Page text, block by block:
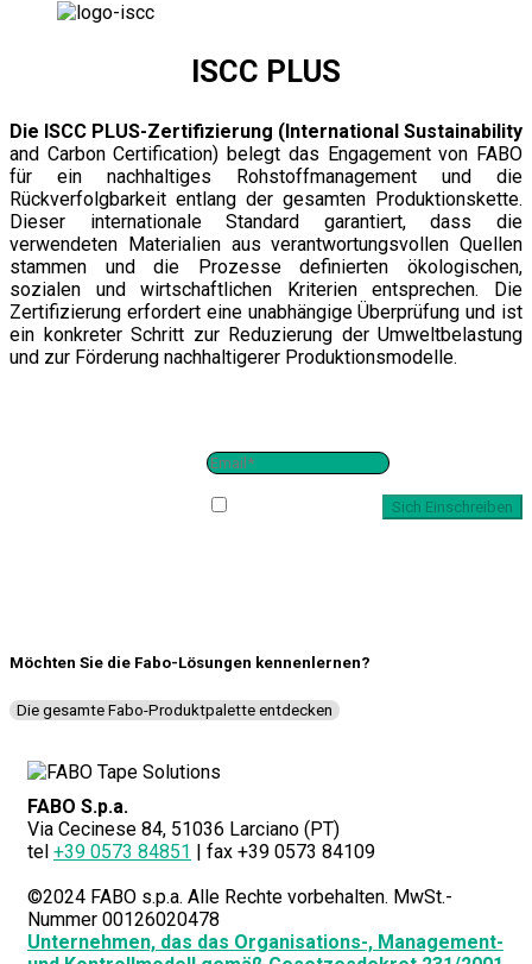
ISCC PLUS
Die ISCC PLUS-Zertifizierung (International Sustainability
and Carbon Certification) belegt das Engagement von FABO
für ein nachhaltiges Rohstoffmanagement und die
Rückverfolgbarkeit entlang der gesamten Produktionskette.
Dieser internationale Standard garantiert, dass die
verwendeten Materialien aus verantwortungsvollen Quellen
stammen und die Prozesse definierten ökologischen,
sozialen und wirtschaftlichen Kriterien entsprechen. Die
Zertifizierung erfordert eine unabhängige Überprüfung und ist
ein konkreter Schritt zur Reduzierung der Umweltbelastung
und zur Förderung nachhaltigerer Produktionsmodelle.
Möchten Sie die Fabo-Lösungen kennenlernen?
Die gesamte Fabo-Produktpalette entdecken
FABO S.p.a.
Via Cecinese 84, 51036 Larciano (PT)
tel +39 0573 84851
| fax +39 0573 84109
©2024 FABO s.p.a. Alle Rechte vorbehalten. MwSt.-
Nummer 00126020478
Unternehmen, das das Organisations-, Management-